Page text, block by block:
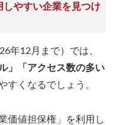
しやすい企業を見つけ
年12月まで）では、
」「アクセス数の多い
すくなるでしょう。
価値担保権」を利用し